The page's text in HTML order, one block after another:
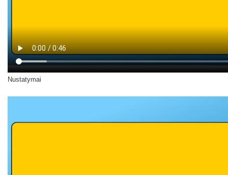
Nustatymai